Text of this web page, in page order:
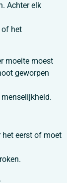
Achter elk
of het
moeite moest
geworpen
het eerst of moet